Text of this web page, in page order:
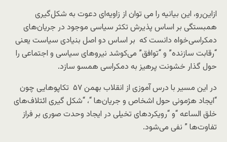
ازاین‌رو، این بیانیه را می توان از زاویه‌ای دعوت به شکل‌گیری
همبستگی بر اساس پذیرش تکثر سیاسی موجود در جریان‌های
دمکراسی‌خواه دانست که بر اساس دو اصل بنیادی سیاست یعنی
“رقابت سازنده” و “توافق” می‌کوشد نیروهای سیاسی و اجتماعی را
حول گذار خشونت پرهیز به دمکراسی همسو سازد.
در این مسیر با درس آموزی از انقلاب بهمن ۵۷ تکاپوهایی چون
“ایجاد هژمونی حول اشخاص و جریان‌ها “، “شکل گیری ائتلاف‌های
خلق الساعه “و “رویکردهای تخیلی در ایجاد وحدت صوری بر فراز
تفاوت‌ها ” نفی می‌شود.